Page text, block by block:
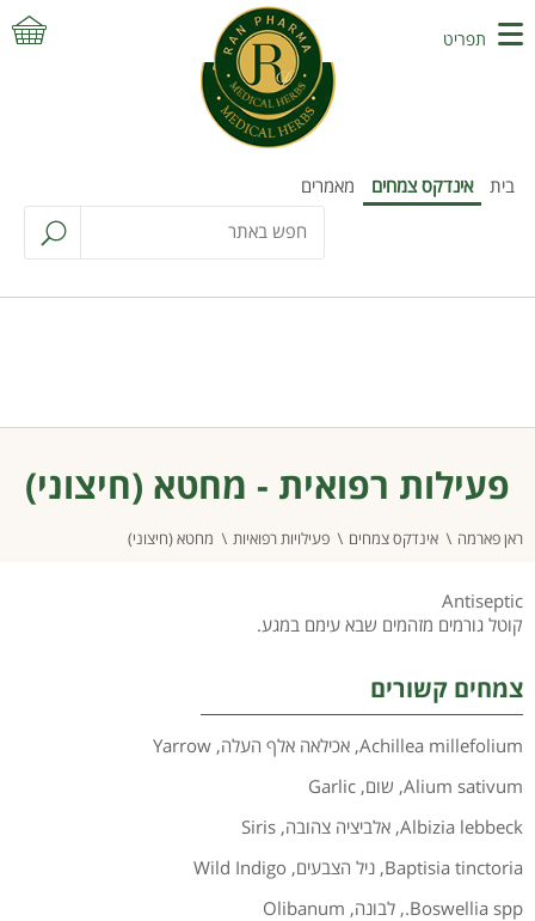
בית אינדקס צמחים מאמרים
תפריט
פעילות רפואית - מחטא (חיצוני)
ראן פארמה אינדקס צמחים פעילויות רפואיות מחטא (חיצוני)
Antiseptic
קוטל גורמים מזהמים שבא עימם במגע.
צמחים קשורים
Achillea millefolium
, אכילאה אלף העלה,
Yarrow
Alium sativum
, שום,
Garlic
Albizia lebbeck
, אלביציה צהובה,
Siris
Baptisia tinctoria
, ניל הצבעים,
Wild Indigo
Boswellia spp.
, לבונה,
Olibanum